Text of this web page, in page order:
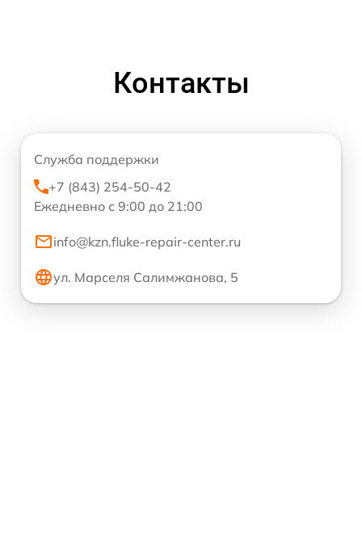
Контакты
Служба поддержки
+7 (843) 254-50-42
Ежедневно с 9:00 до 21:00
info@kzn.fluke-repair-center.ru
ул. Марселя Салимжанова, 5